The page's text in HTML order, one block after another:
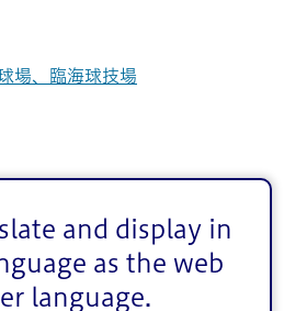
and display in
as the web
language.
場、臨海球技場